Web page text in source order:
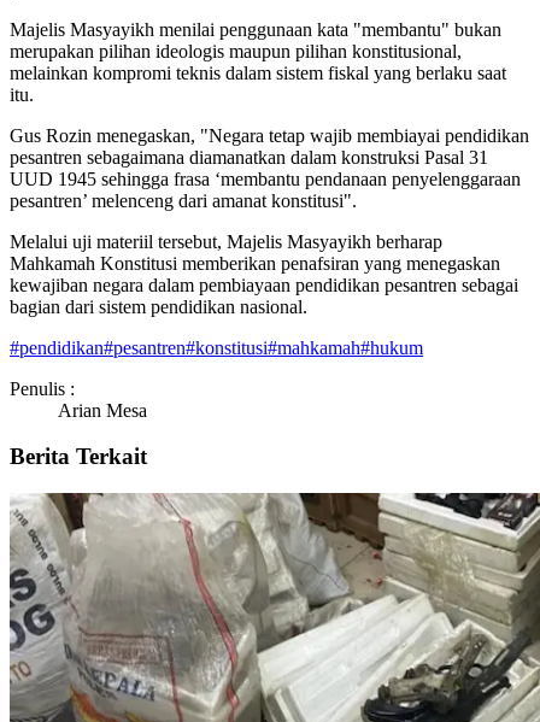
Majelis Masyayikh menilai penggunaan kata "membantu" bukan
merupakan pilihan ideologis maupun pilihan konstitusional,
melainkan kompromi teknis dalam sistem fiskal yang berlaku saat
itu.
Gus Rozin menegaskan, "Negara tetap wajib membiayai pendidikan
pesantren sebagaimana diamanatkan dalam konstruksi Pasal 31
UUD 1945 sehingga frasa ‘membantu pendanaan penyelenggaraan
pesantren’ melenceng dari amanat konstitusi".
Melalui uji materiil tersebut, Majelis Masyayikh berharap
Mahkamah Konstitusi memberikan penafsiran yang menegaskan
kewajiban negara dalam pembiayaan pendidikan pesantren sebagai
bagian dari sistem pendidikan nasional.
#pendidikan#pesantren#konstitusi#mahkamah#hukum
Penulis :
Arian Mesa
Berita Terkait